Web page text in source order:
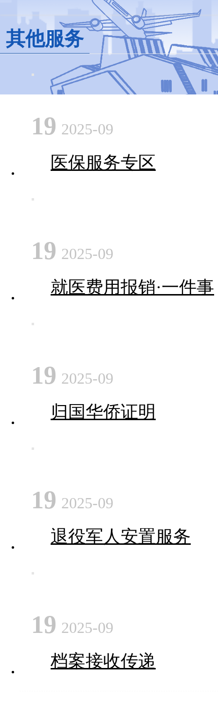
其他服务
19 2025-09
医保服务专区
19 2025-09
就医费用报销·一件事
19 2025-09
归国华侨证明
19 2025-09
退役军人安置服务
19 2025-09
档案接收传递